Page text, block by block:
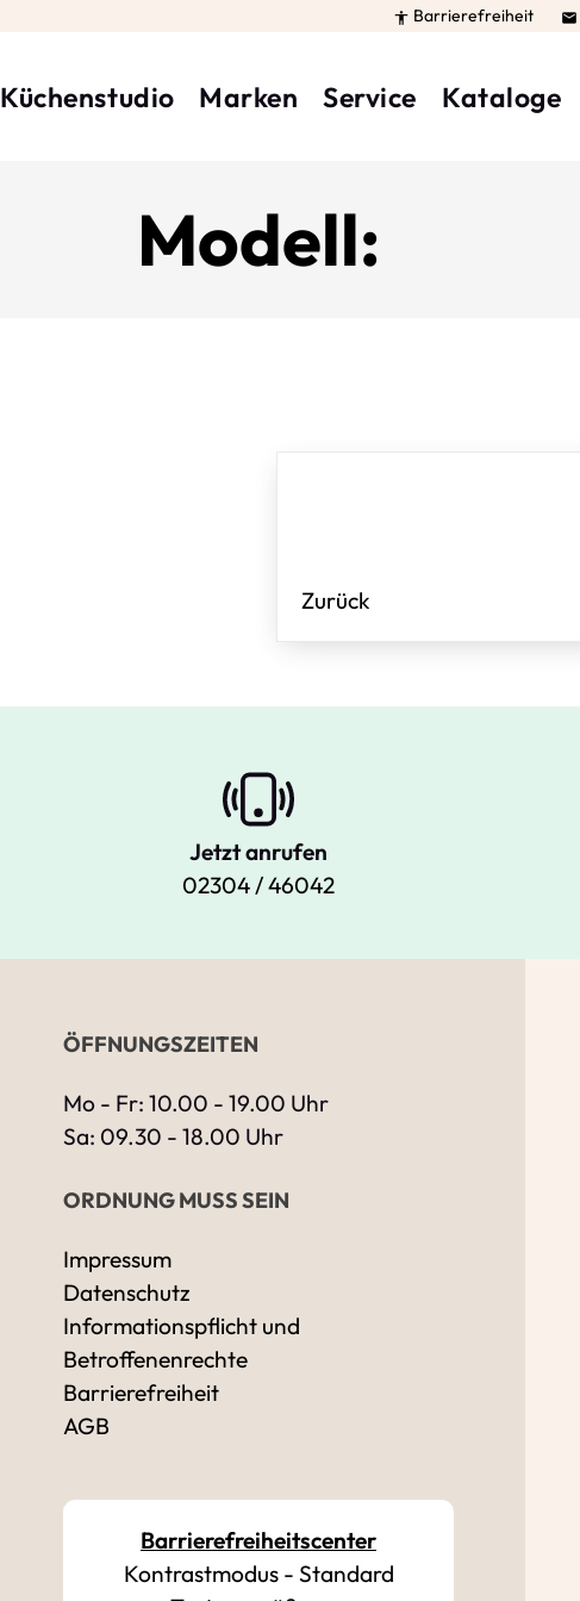
 Barrierefreiheit 
Küchenstudio Marken Service Kataloge
Modell:
Zurück
Jetzt anrufen
02304 / 46042
ÖFFNUNGSZEITEN
Mo - Fr: 10.00 - 19.00 Uhr
Sa: 09.30 - 18.00 Uhr
ORDNUNG MUSS SEIN
Impressum
Datenschutz
Informationspflicht und
Betroffenenrechte
Barrierefreiheit
AGB
Barrierefreiheitscenter
Kontrastmodus- Standard